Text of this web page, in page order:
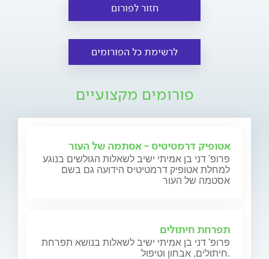
חזור לפורום
לרשימת כל הפורומים
פורומים מקצועיים
אטופיק דרמטיטיס - אסתמה של העור
פרופ' דני בן אמיתי ישיב לשאלות הגולשים בנוגע
למחלת אטופיק דרמטיטיס הידועה גם בשם
אסטמה של העור
תפרחת חיתולים
פרופ' דני בן אמיתי ישיב לשאלות בנושא תפרחת
חיתולים, אבחון וטיפול.